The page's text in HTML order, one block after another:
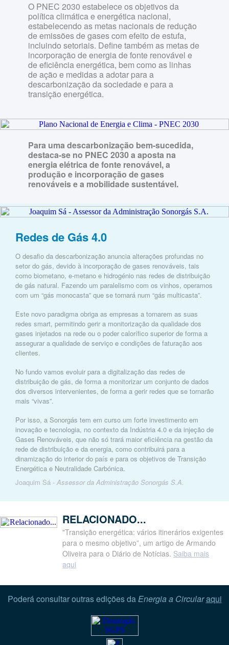
O PNEC 2030 estabelece os objetivos da
política climática e energética nacional,
estabelecendo as metas nacionais de redução
de emissões de gases com efeito de estufa,
incluindo setoriais. Define também as metas de
incorporação de energia de fonte renovável e
de eficiência energética, bem como as linhas
de ação e medidas a adotar para a
descarbonização da sociedade e para a
transição energética.
Para uma descarbonização bem-sucedida,
destaca-se no PNEC 2030 a aposta na
energia elétrica de fonte renovável, a
produção e incorporação de gases
renováveis e a mobilidade sustentável.
Redes de Gás 4.0
O desafio da descarbonização anuncia alterações profundas no
setor do gás, devido à incorporação de gases renováveis, tais
como biometano, e-metano e hidrogénio nas redes de distribuição
de gás natural. Fazendo um paralelismo com os vinhos, operamos
com um “gás monocasta” que se tornará num “gás multicasta”.
Este novo paradigma obriga as empresas a tornarem as suas
redes smart, permitindo gerir a monitorização da qualidade dos
gases injetados na rede ou o poder calorífico superior de forma a
assegurar a qualidade de serviço e condições de faturação aos
clientes.
No fundo vamos evoluir para a digitalização das redes de
distribuição de gás, de forma a monitorizar um conjunto de dados
dos diversos intervenientes, de forma a gerir redes que se tornarão
mais “vivas”.
Por isso, a Sonorgás tem em curso um forte investimento em
inovação e tecnologia, no contexto da Indústria 4.0 e da injeção de
Gases Renováveis, que não só trará maior eficiência na gestão da
rede de distribuição e da energia, como contribuirá para a
dinamização do interior do país e para os objetivos de Transição
Energética e Neutralidade Carbónica.
Joaquim Sá - Assessor da Administração Sonorgás S.A.
RELACIONADO...
"Transição energética: vários itinerários exigentes
para o mesmo objetivo”, um artigo de Armando
Oliveira para o Diário de Notícias. Saiba mais
aqui
Poderá consultar outras edições daEnergia a Circularaqui